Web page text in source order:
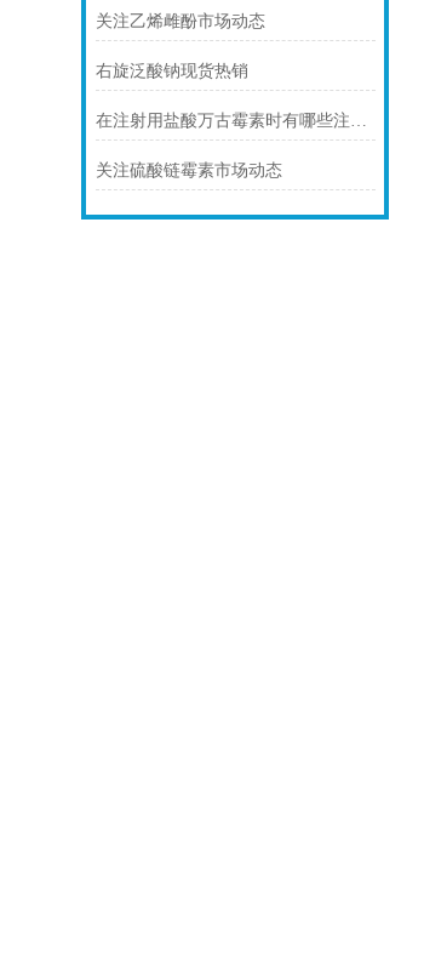
关注乙烯雌酚市场动态
右旋泛酸钠现货热销
在注射用盐酸万古霉素时有哪些注意事项你知道么
关注硫酸链霉素市场动态